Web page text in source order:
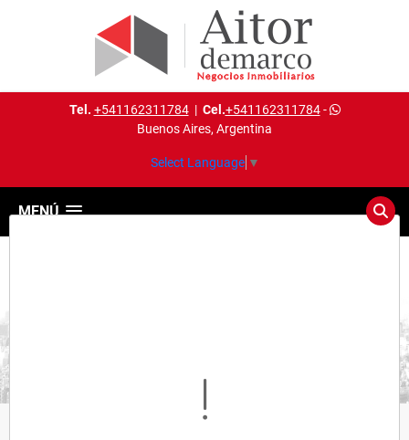
Tel. +541162311784| Cel.+541162311784-
Buenos Aires, Argentina
Select Language ▼
MENÚ